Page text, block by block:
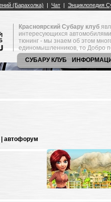
Красноярский Субару клуб
интересующихся
тюнинг - мы знаем об этом
единомышленников, то Добро
СУБАРУ КЛУБ
| автофорум